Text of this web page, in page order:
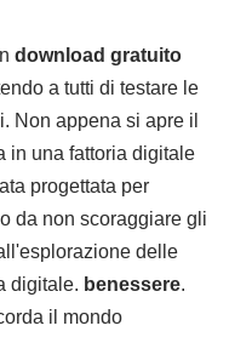
download gratuito
a tutti di testare le
Non appena si apre il
in una fattoria digitale
progettata per
da non scoraggiare gli
delle
digitale. benessere.
il mondo